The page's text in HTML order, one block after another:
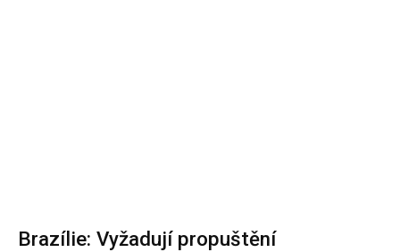
Brazílie: Vyžadují propuštění